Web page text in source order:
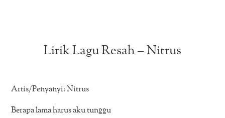
Lirik Lagu Resah – Nitrus
Artis/Penyanyi: Nitrus
Berapa lama harus aku tunggu